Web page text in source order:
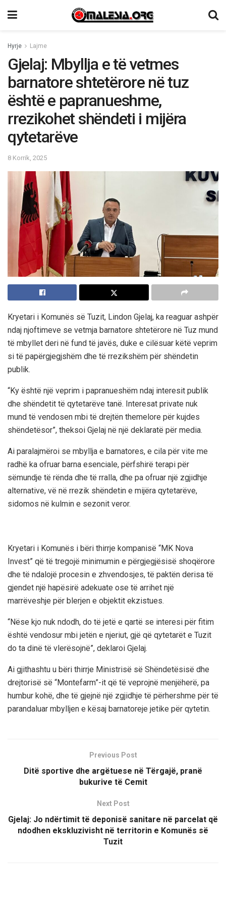
Hyrje Lajme
Gjelaj: Mbyllja e të vetmes
barnatore shtetërore në tuz
është e papranueshme,
rrezikohet shëndeti i mijëra
qytetarëve
8 Korrik, 2025
Kryetari i Komunës së Tuzit, Lindon Gjelaj, ka reaguar ashpër
ndaj njoftimeve se vetmja barnatore shtetërore në Tuz mund
të mbyllet deri në fund të javës, duke e cilësuar këtë veprim
si të papërgjegjshëm dhe të rrezikshëm për shëndetin
publik.
“Ky është një veprim i papranueshëm ndaj interesit publik
dhe shëndetit të qytetarëve tanë. Interesat private nuk
mund të vendosen mbi të drejtën themelore për kujdes
shëndetësor”, theksoi Gjelaj në një deklaratë për media.
Ai paralajmëroi se mbyllja e barnatores, e cila për vite me
radhë ka ofruar barna esenciale, përfshirë terapi për
sëmundje të rënda dhe të rralla, dhe pa ofruar një zgjidhje
alternative, vë në rrezik shëndetin e mijëra qytetarëve,
sidomos në kulmin e sezonit veror.
Kryetari i Komunës i bëri thirrje kompanisë “MK Nova
Invest” që të tregojë minimumin e përgjegjësisë shoqërore
dhe të ndalojë procesin e zhvendosjes, të paktën derisa të
gjendet një hapësirë adekuate ose të arrihet një
marrëveshje për blerjen e objektit ekzistues.
“Nëse kjo nuk ndodh, do të jetë e qartë se interesi për fitim
është vendosur mbi jetën e njeriut, gjë që qytetarët e Tuzit
do ta dinë të vlerësojnë”, deklaroi Gjelaj.
Ai gjithashtu u bëri thirrje Ministrisë së Shëndetësisë dhe
drejtorisë së “Montefarm”-it që të veprojnë menjëherë, pa
humbur kohë, dhe të gjejnë një zgjidhje të përhershme për të
parandaluar mbylljen e kësaj barnatoreje jetike për qytetin.
Previous Post
Ditë sportive dhe argëtuese në Tërgajë, pranë
bukurive të Cemit
Next Post
Gjelaj: Jo ndërtimit të deponisë sanitare në parcelat që
ndodhen ekskluzivisht në territorin e Komunës së
Tuzit